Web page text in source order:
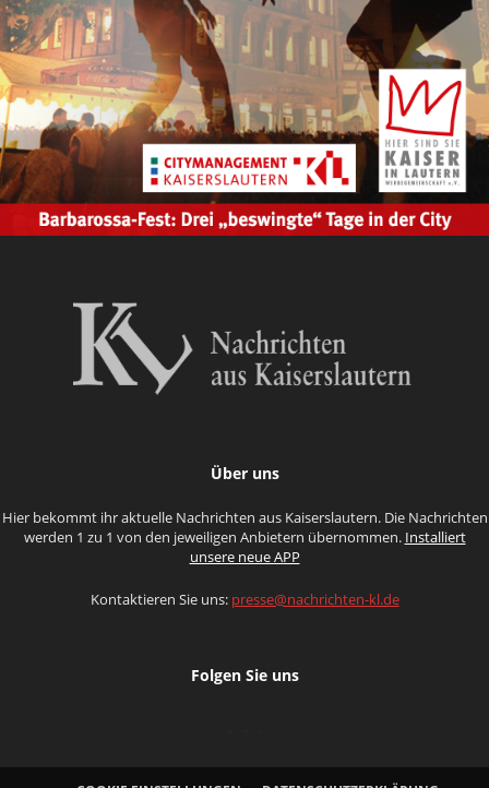
Über uns
Hier bekommt ihr aktuelle Nachrichten aus Kaiserslautern. Die Nachrichten
werden 1 zu 1 von den jeweiligen Anbietern übernommen. Installiert
unsere neue APP
Kontaktieren Sie uns: presse@nachrichten-kl.de
Folgen Sie uns